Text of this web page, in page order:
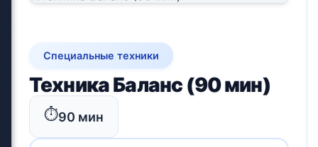
Специальные техники
Техника Баланс (90 мин)
⏱️90 мин